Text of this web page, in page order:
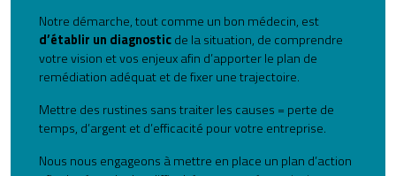
Notre démarche, tout comme un bon médecin, est
d’établir un diagnosticde la situation, de comprendre
votre vision et vos enjeux afin d’apporter le plan de
remédiation adéquat et de fixer une trajectoire.
Mettre des rustines sans traiter les causes = perte de
temps, d’argent et d’efficacité pour votre entreprise.
Nous nous engageons à mettre en place un plan d’action